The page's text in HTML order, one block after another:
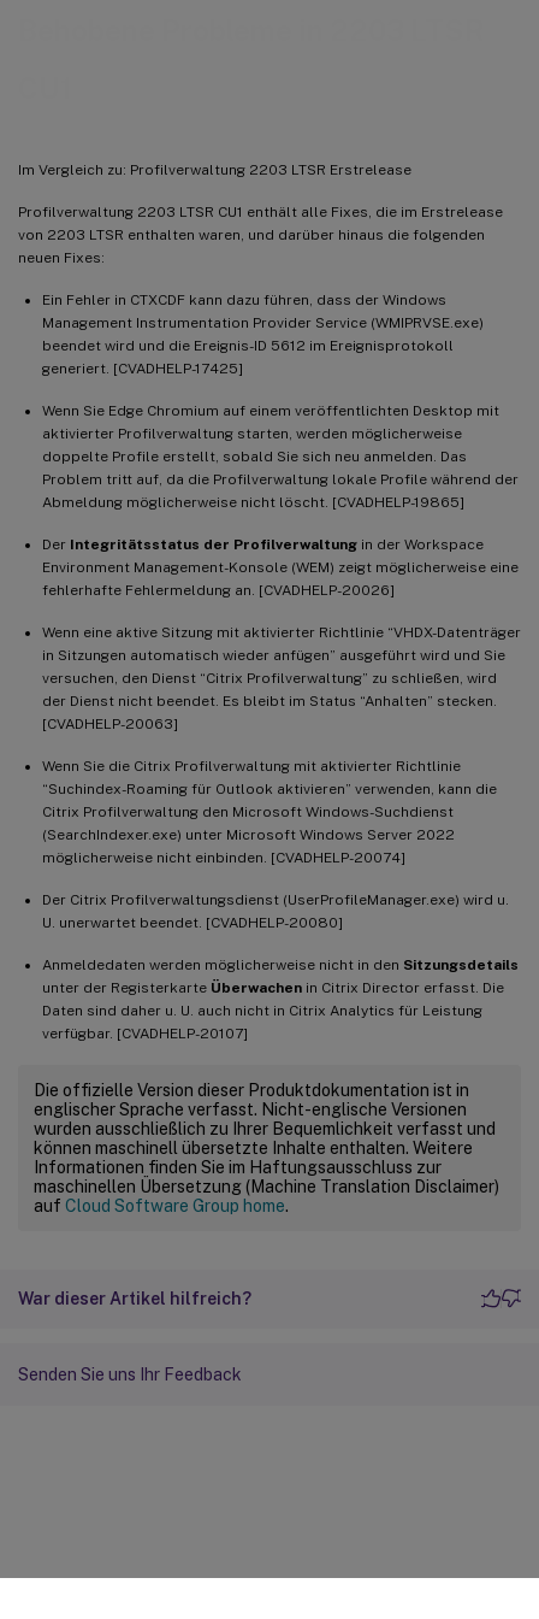
Im Vergleich zu: Profilverwaltung 2203 LTSR Erstrelease
Profilverwaltung 2203 LTSR CU1 enthält alle Fixes, die im Erstrelease
von 2203 LTSR enthalten waren, und darüber hinaus die folgenden
neuen Fixes:
Ein Fehler in CTXCDF kann dazu führen, dass der Windows
Management Instrumentation Provider Service (WMIPRVSE.exe)
beendet wird und die Ereignis-ID 5612 im Ereignisprotokoll
generiert. [CVADHELP-17425]
Wenn Sie Edge Chromium auf einem veröffentlichten Desktop mit
aktivierter Profilverwaltung starten, werden möglicherweise
doppelte Profile erstellt, sobald Sie sich neu anmelden. Das
Problem tritt auf, da die Profilverwaltung lokale Profile während der
Abmeldung möglicherweise nicht löscht. [CVADHELP-19865]
Der Integritätsstatus der Profilverwaltung in der Workspace
Environment Management-Konsole (WEM) zeigt möglicherweise eine
fehlerhafte Fehlermeldung an. [CVADHELP-20026]
Wenn eine aktive Sitzung mit aktivierter Richtlinie “VHDX-Datenträger
in Sitzungen automatisch wieder anfügen” ausgeführt wird und Sie
versuchen, den Dienst “Citrix Profilverwaltung” zu schließen, wird
der Dienst nicht beendet. Es bleibt im Status “Anhalten” stecken.
[CVADHELP-20063]
Wenn Sie die Citrix Profilverwaltung mit aktivierter Richtlinie
“Suchindex-Roaming für Outlook aktivieren” verwenden, kann die
Citrix Profilverwaltung den Microsoft Windows-Suchdienst
(SearchIndexer.exe) unter Microsoft Windows Server 2022
möglicherweise nicht einbinden. [CVADHELP-20074]
Der Citrix Profilverwaltungsdienst (UserProfileManager.exe) wird u.
U. unerwartet beendet. [CVADHELP-20080]
Anmeldedaten werden möglicherweise nicht in den Sitzungsdetails
unter der Registerkarte Überwachen in Citrix Director erfasst. Die
Daten sind daher u. U. auch nicht in Citrix Analytics für Leistung
verfügbar. [CVADHELP-20107]
Die offizielle Version dieser Produktdokumentation ist in
englischer Sprache verfasst. Nicht-englische Versionen
wurden ausschließlich zu Ihrer Bequemlichkeit verfasst und
können maschinell übersetzte Inhalte enthalten. Weitere
Informationen finden Sie im Haftungsausschluss zur
maschinellen Übersetzung (Machine Translation Disclaimer)
auf Cloud Software Group home.
War dieser Artikel hilfreich?
Senden Sie uns Ihr Feedback